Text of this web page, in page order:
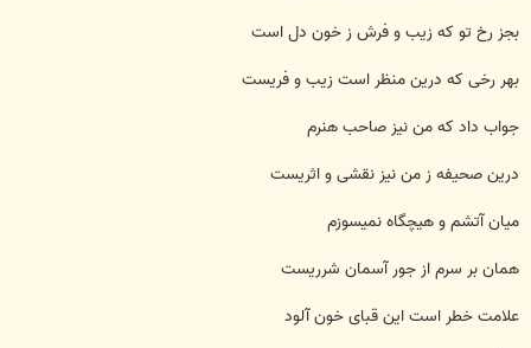
بجز رخ تو که زیب و فرش ز خون دل است
بهر رخی که درین منظر است زیب و فریست
جواب داد که من نیز صاحب هنرم
درین صحیفه ز من نیز نقشی و اثریست
میان آتشم و هیچگاه نمیسوزم
همان بر سرم از جور آسمان شرریست
علامت خطر است این قبای خون آلود